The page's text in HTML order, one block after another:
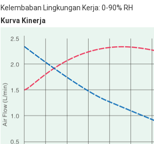
Kelembaban Lingkungan Kerja: 0-90% RH
Kurva Kinerja